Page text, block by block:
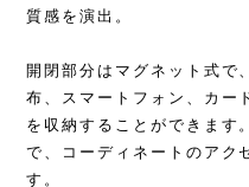
質感を演出。
開閉部分はマグネット式で
布、スマートフォン、カー
を収納することができます
で、コーディネートのアク
す。